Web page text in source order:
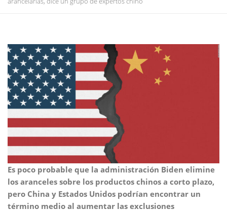
Es poco probable que la administración Biden elimine
los aranceles sobre los productos chinos a corto plazo,
pero China y Estados Unidos podrían encontrar un
término medio al aumentar las exclusiones